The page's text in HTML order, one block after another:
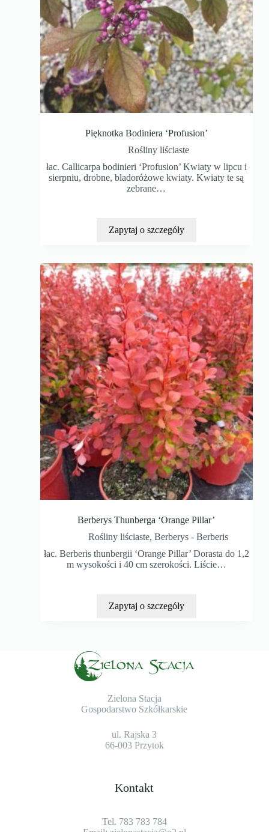
Pięknotka Bodiniera ‘Profusion’
Rośliny liściaste
łac. Callicarpa bodinieri ‘Profusion’ Kwiaty w lipcu i
sierpniu, drobne, bladoróżowe kwiaty. Kwiaty te są
zebrane…
Zapytaj o szczegóły
Berberys Thunberga ‘Orange Pillar’
Rośliny liściaste,Berberys - Berberis
łac. Berberis thunbergii ‘Orange Pillar’ Dorasta do 1,2
m wysokości i 40 cm szerokości. Liście…
Zapytaj o szczegóły
Zielona Stacja
Gospodarstwo Szkółkarskie
ul. Rajska 3
66-003 Przytok
Kontakt
Tel. 783 783 784